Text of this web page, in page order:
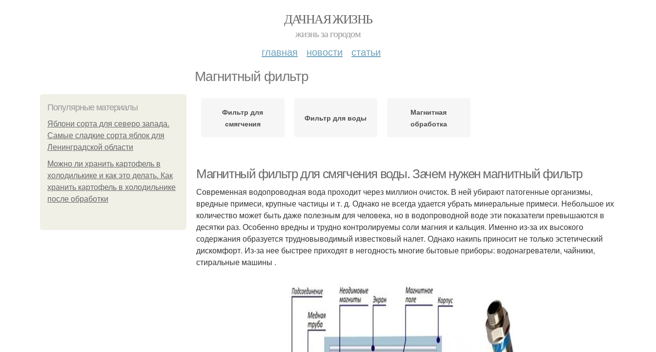
ДАЧНАЯ ЖИЗНЬ
жизнь за городом
главная новости статьи
Магнитный фильтр
Популярные материалы
Яблони сорта для северо запада.
Самые сладкие сорта яблок для
Ленинградской области
Можно ли хранить картофель в
холодилькике и как это делать. Как
хранить картофель в холодильнике
после обработки
Фильтр для
смягчения
Фильтр для воды
Магнитная
обработка
Магнитный фильтр для смягчения воды. Зачем нужен магнитный фильтр
Современная водопроводная вода проходит через миллион очисток. В ней убирают патогенные организмы,
вредные примеси, крупные частицы и т. д. Однако не всегда удается убрать минеральные примеси. Небольшое их
количество может быть даже полезным для человека, но в водопроводной воде эти показатели превышаются в
десятки раз. Особенно вредны и трудно контролируемы соли магния и кальция. Именно из-за их высокого
содержания образуется трудновыводимый известковый налет. Однако накипь приносит не только эстетический
дискомфорт. Из-за нее быстрее приходят в негодность многие бытовые приборы: водонагреватели, чайники,
стиральные машины .